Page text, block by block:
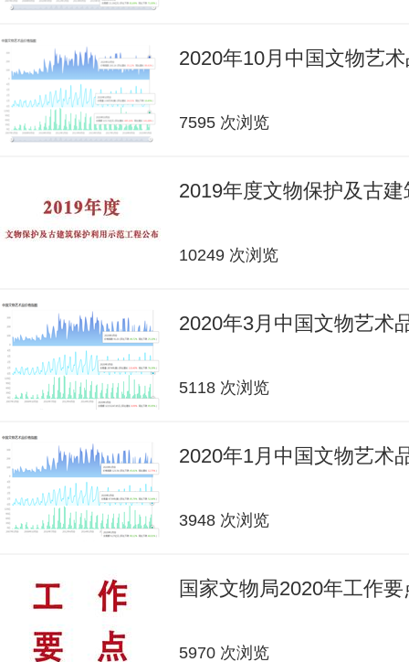
2020年10月中国文物艺
7595 次浏览
2019年度文物保护及古
10249 次浏览
2020年3月中国文物艺术
5118 次浏览
2020年1月中国文物艺术
3948 次浏览
国家文物局2020年工作要
5970 次浏览